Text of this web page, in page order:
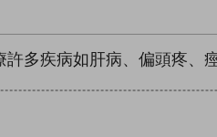
多疾病如肝病、偏頭疼、